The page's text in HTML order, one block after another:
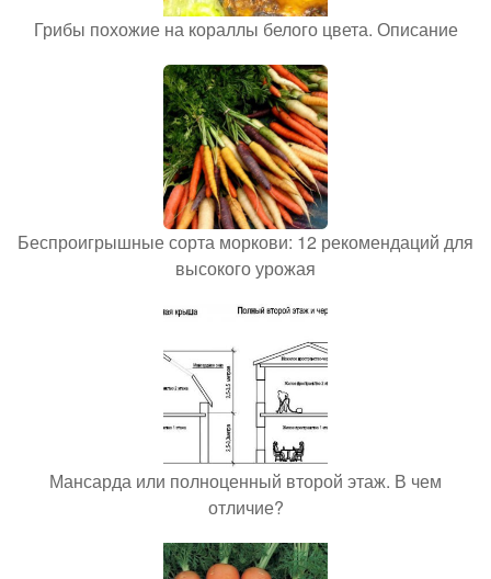
Грибы похожие на кораллы белого цвета. Описание
Беспроигрышные сорта моркови: 12 рекомендаций для
высокого урожая
Мансарда или полноценный второй этаж. В чем
отличие?